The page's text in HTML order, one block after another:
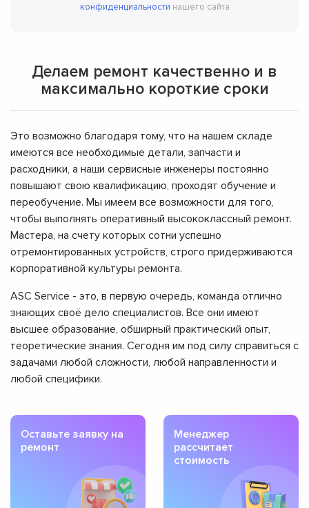
конфиденциальности нашего сайта
Делаем ремонт качественно и в
максимально короткие сроки
Это возможно благодаря тому, что на нашем складе
имеются все необходимые детали, запчасти и
расходники, а наши сервисные инженеры постоянно
повышают свою квалификацию, проходят обучение и
переобучение. Мы имеем все возможности для того,
чтобы выполнять оперативный высококлассный ремонт.
Мастера, на счету которых сотни успешно
отремонтированных устройств, строго придерживаются
корпоративной культуры ремонта.
ASC Service - это, в первую очередь, команда отлично
знающих своё дело специалистов. Все они имеют
высшее образование, обширный практический опыт,
теоретические знания. Сегодня им под силу справиться с
задачами любой сложности, любой направленности и
любой специфики.
Оставьте заявку на
ремонт
Менеджер
рассчитает
стоимость